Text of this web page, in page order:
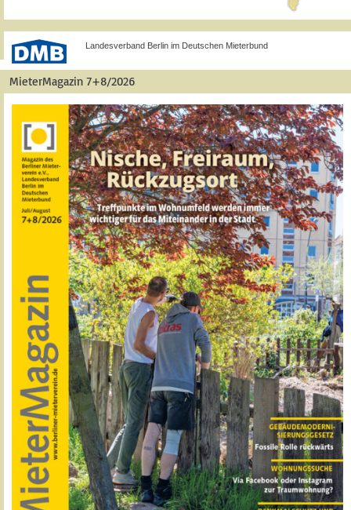
Landesverband Berlin im Deutschen Mieterbund
MieterMagazin 7+8/2026